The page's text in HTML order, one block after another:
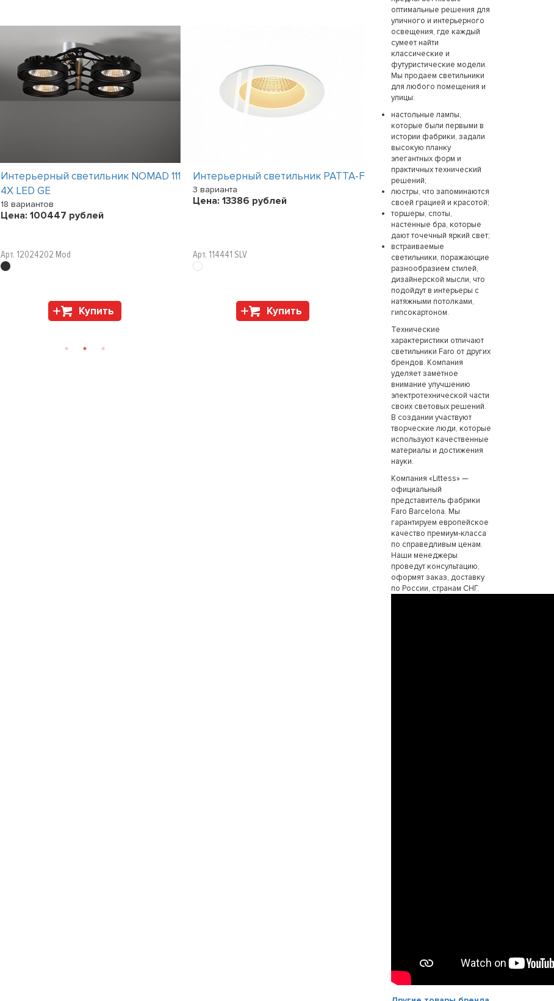
Интерьерный светильник NOMAD 111
4X LED GE
18 вариантов
Цена: 100447 рублей
Арт. 12024202 Mod
Купить
Интерьерный светильник PATTA-F
3 варианта
Цена: 13386 рублей
Арт. 114441 SLV
Купить
Интерьерный светильник P3938
5 вариантов
Цена: 17232рубля
Арт. P3938B Brum
оптимальные решения для
уличного и интерьерного
освещения, где каждый
сумеет найти
классические и
футуристические модели.
Мы продаем светильники
для любого помещения и
улицы:
настольные лампы,
которые были первыми в
истории фабрики, задали
высокую планку
элегантных форм и
практичных технический
решений;
люстры, что запоминаются
своей грацией и красотой;
торшеры, споты,
настенные бра, которые
дают точечный яркий свет;
встраиваемые
светильники, поражающие
разнообразием стилей,
дизайнерской мысли, что
подойдут в интерьеры с
натяжными потолками,
гипсокартоном.
Технические
характеристики отличают
светильники Faro от других
брендов. Компания
уделяет заметное
внимание улучшению
электротехнической части
своих световых решений.
В создании участвуют
творческие люди, которые
используют качественные
материалы и достижения
науки.
Компания «Littess» —
официальный
представитель фабрики
Faro Barcelona. Мы
гарантируем европейское
качество премиум-класса
по справедливым ценам.
Наши менеджеры
проведут консультацию,
оформят заказ, доставку
по России, странам СНГ.